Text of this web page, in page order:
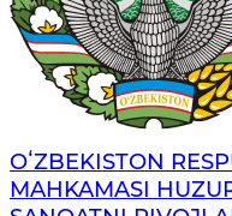
OʻZBEKISTON
MAHKAMASI